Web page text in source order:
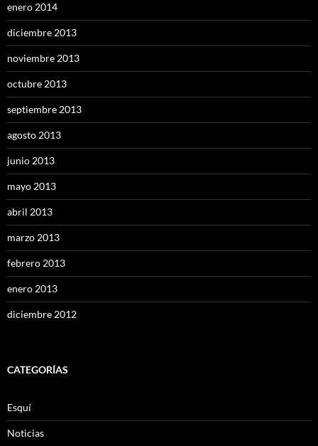
enero 2014
diciembre 2013
noviembre 2013
octubre 2013
septiembre 2013
agosto 2013
junio 2013
mayo 2013
abril 2013
marzo 2013
febrero 2013
enero 2013
diciembre 2012
CATEGORÍAS
Esquí
Noticias